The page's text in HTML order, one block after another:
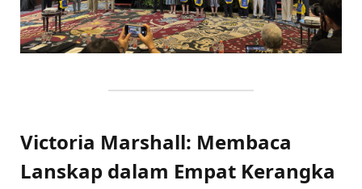
Victoria Marshall: Membaca
Lanskap dalam Empat Kerangka